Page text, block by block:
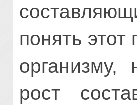
понять
организму,
рост